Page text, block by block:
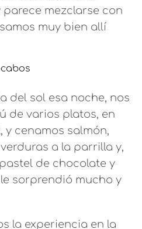
mezclarse con
muy bien allí
del sol esa noche, nos
de varios platos, en
y cenamos salmón,
a la parrilla y,
de chocolate y
sorprendió mucho y
la experiencia en la